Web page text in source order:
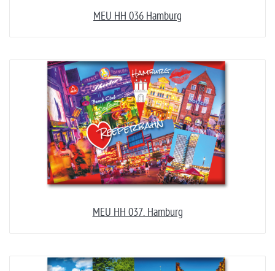
MEU HH 036 Hamburg
MEU HH 037. Hamburg